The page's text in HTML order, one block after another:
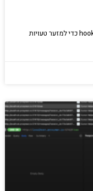
כיצד משתמשים בטכניקה פשוטה של hooks כדי למזער טעויות